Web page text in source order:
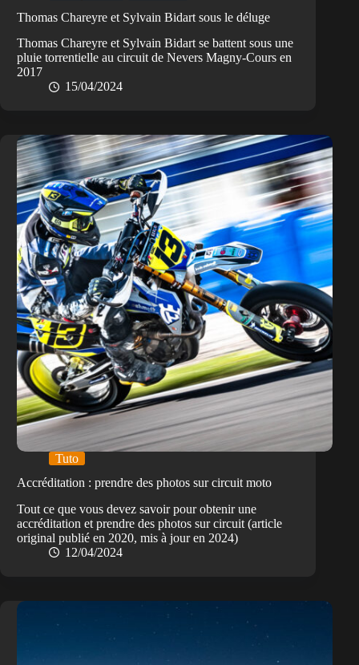
Thomas Chareyre et Sylvain Bidart sous le déluge
Thomas Chareyre et Sylvain Bidart se battent sous une
pluie torrentielle au circuit de Nevers Magny-Cours en
2017
15/04/2024
Tuto
Accréditation : prendre des photos sur circuit moto
Tout ce que vous devez savoir pour obtenir une
accréditation et prendre des photos sur circuit (article
original publié en 2020, mis à jour en 2024)
12/04/2024